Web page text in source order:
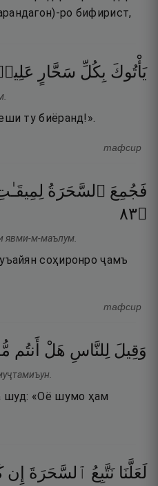
ро бифирист,
يَأْتُوكَ بِكُلِّ سَحَّارٍ
ту биёранд!».
тафсир
فَجُمِعَ ٱلسَّحَرَةُ
۝٣٨
явми-м-маълум.
соҳиронро ҷамъ
тафсир
وَقِيلَ لِلنَّاسِ هَلْ أَنتُم
шуд: «Оё шумо ҳам
لَعَلَّنَا نَتَّبِعُ ٱلسَّحَرَةَ إِن